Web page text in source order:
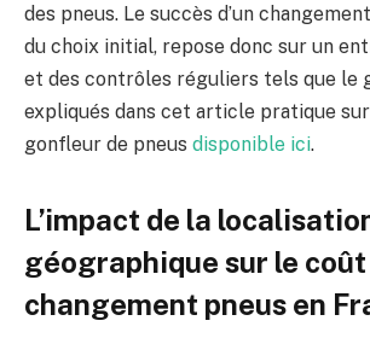
des pneus. Le succès d’un
du choix initial, repose donc sur un
et des contrôles réguliers tels que le
expliqués dans cet article pratique sur
gonfleur de pneus disponible ici.
L’impact de la
géographique sur le coût
changement pneus en